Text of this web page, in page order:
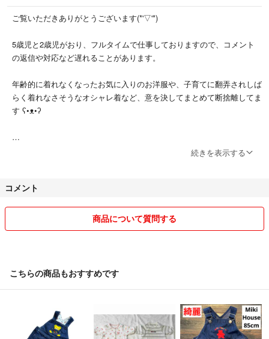
ご覧いただきありがとうございます(*'▽'*)
5歳児と2歳児がおり、フルタイムで仕事しておりますので、コメント
の返信や対応など遅れることがあります。
年齢的に着れなくなったお気に入りのお洋服や、子育てに翻弄されしば
らく着れなさそうなオシャレ着など、意を決してまとめて断捨離してま
す ʕ•ᴥ•ʔ
(^^)
(価格交渉中、コメントやり取り中でも即購入された方を優先させてい
※未使用品でも衣類は一度水通ししているお品もあります。
ん。使用・着用に支障ないレベルの僅かな汚れは見逃してしまうことが
あるかもしれません。
続きを表示する
コメント
商品について質問する
こちらの商品もおすすめです